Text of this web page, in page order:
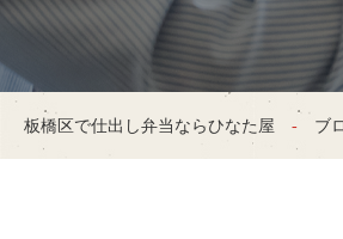
板橋区で仕出し弁当ならひなた屋 ブ